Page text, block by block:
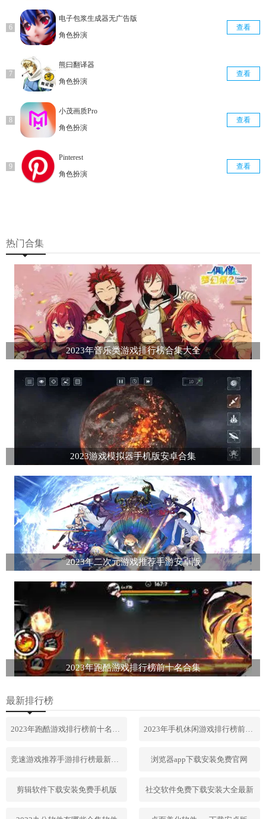
电子包浆生成器无广告版
角色扮演
查看
熊曰翻译器
角色扮演
查看
小茂画质Pro
角色扮演
查看
Pinterest
角色扮演
查看
热门合集
2023年音乐类游戏排行榜合集大全
2023游戏模拟器手机版安卓合集
2023年二次元游戏推荐手游安卓版
2023年跑酷游戏排行榜前十名合集
最新排行榜
2023年跑酷游戏排行榜前十名合集 2023年手机休闲游戏排行榜前十名
竞速游戏推荐手游排行榜最新2023 浏览器app下载安装免费官网
剪辑软件下载安装免费手机版 社交软件免费下载安装大全最新